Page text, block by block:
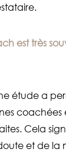
est très
étude a
coachées
Cela
et de la